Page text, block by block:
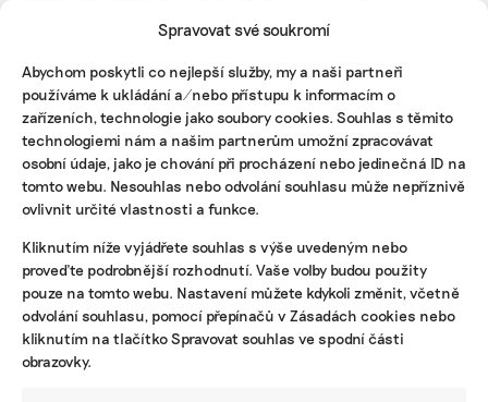
Spravovat své soukromí
Abychom poskytli co nejlepší služby, my a naši partneři
používáme k ukládání a/nebo přístupu k informacím o
zařízeních, technologie jako soubory cookies. Souhlas s těmito
technologiemi nám a našim partnerům umožní zpracovávat
osobní údaje, jako je chování při procházení nebo jedinečná ID na
tomto webu. Nesouhlas nebo odvolání souhlasu může nepříznivě
ovlivnit určité vlastnosti a funkce.
Kliknutím níže vyjádřete souhlas s výše uvedeným nebo
proveďte podrobnější rozhodnutí. Vaše volby budou použity
pouze na tomto webu. Nastavení můžete kdykoli změnit, včetně
odvolání souhlasu, pomocí přepínačů v Zásadách cookies nebo
kliknutím na tlačítko Spravovat souhlas ve spodní části
obrazovky.
STÁHNĚTE SI NAŠE E-BOOKY